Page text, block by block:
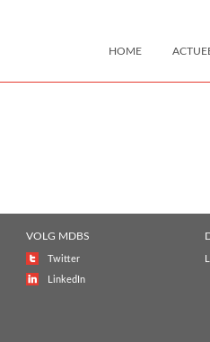
HOME
VOLG MDBS
Twitter
LinkedIn